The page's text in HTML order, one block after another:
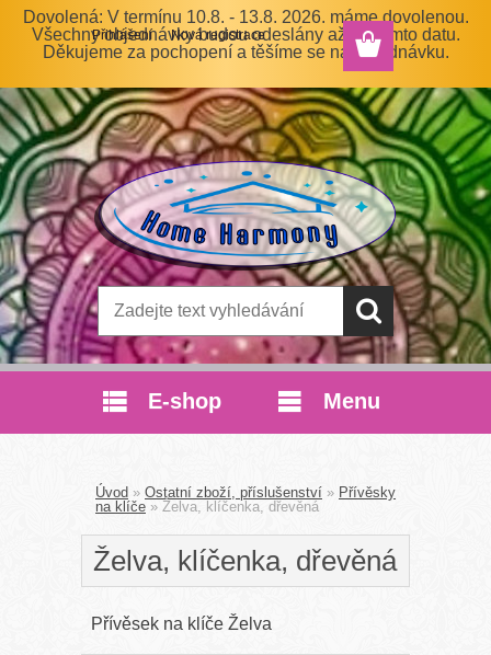
Dovolená: V termínu 10.8. - 13.8. 2026. máme dovolenou.
Všechny objednávky budou odeslány až po tomto datu.
Děkujeme za pochopení a těšíme se na objednávku.
Přihlášení Nová registrace
E-shop Menu
Úvod » Ostatní zboží, příslušenství » Přívěsky
na klíče » Želva, klíčenka, dřevěná
Želva, klíčenka, dřevěná
Přívěsek na klíče Želva